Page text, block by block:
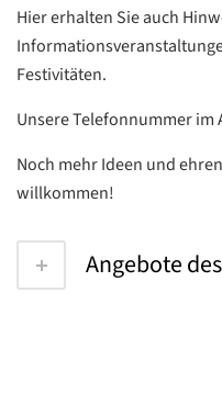
Hier erhalten Sie auch
Festivitäten.
Unsere Telefonnummer im
Noch mehr Ideen und
willkommen!
Angebote